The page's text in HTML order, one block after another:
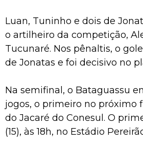
Luan, Tuninho e dois de
o artilheiro da competição,
Tucunaré. Nos pênaltis, o
de Jonatas e foi decisivo no
Na semifinal, o Bataguassu
jogos, o primeiro no próximo
do Jacaré do Conesul. O
(15), às 18h, no Estádio